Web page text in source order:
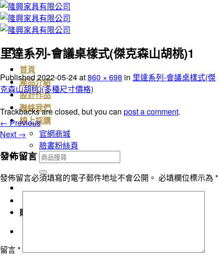
Skip
to
content
首頁
產品介紹
設計作品
聯絡我們
線上採購
官網商城
臉書粉絲頁
搜
尋
關
鍵
購物車
里達系列-會議桌樣式(傑克森山胡桃)1
Published2022-05-24at860 × 698 in 里達系列-會議桌樣式(傑
克森山胡桃)(多種尺寸價格)
Trackbacks are closed, but you can post a comment.
← Previous
Next →
發佈留言
發佈留言必須填寫的電子郵件地址不會公開。 必填欄位標示為 *
留言*